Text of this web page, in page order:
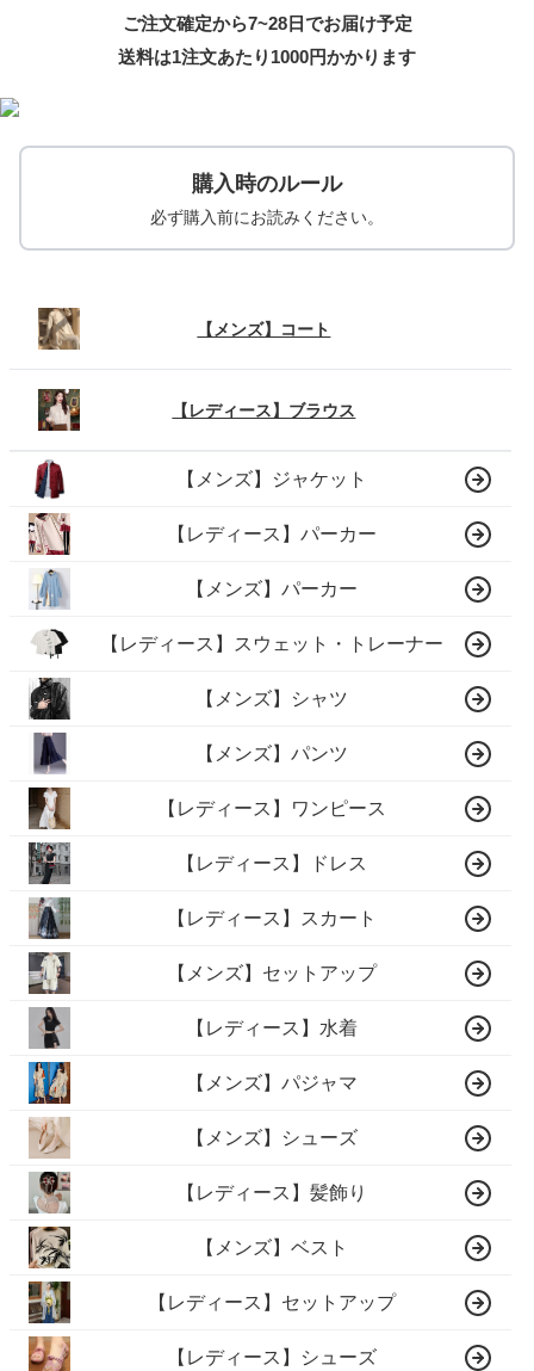
ご注文確定から7~28日でお届け予定
送料は1注文あたり 1000円かかります
購入時のルール
必ず購入前にお読みください。
【メンズ】コート
【レディース】ブラウス
【メンズ】ジャケット
【レディース】パーカー
【メンズ】パーカー
【レディース】スウェット・トレーナー
【メンズ】シャツ
【メンズ】パンツ
【レディース】ワンピース
【レディース】ドレス
【レディース】スカート
【メンズ】セットアップ
【レディース】水着
【メンズ】パジャマ
【メンズ】シューズ
【レディース】髪飾り
【メンズ】ベスト
【レディース】セットアップ
【レディース】シューズ